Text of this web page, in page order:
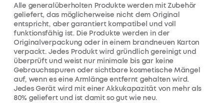
Alle generalüberholten Produkte werden mit Zubehör
geliefert, das möglicherweise nicht dem Original
entspricht, aber garantiert kompatibel und voll
funktionsfähig ist. Die Produkte werden in der
Originalverpackung oder in einem brandneuen Karton
verpackt. Jedes Produkt wird gründlich gereinigt und
überprüft und weist nur minimale bis gar keine
Gebrauchsspuren oder sichtbare kosmetische Mängel
auf, wenn es eine Armlänge entfernt gehalten wird.
Jedes Gerät wird mit einer Akkukapazität von mehr als
80% geliefert und ist damit so gut wie neu.